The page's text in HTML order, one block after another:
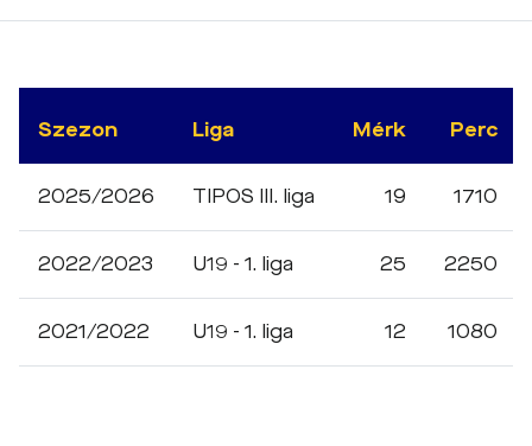
Szezon Liga Mérk Perc
2025/2026 TIPOS III. liga 19 1710
2022/2023 U19 - 1. liga 25 2250
2021/2022 U19 - 1. liga 12 1080